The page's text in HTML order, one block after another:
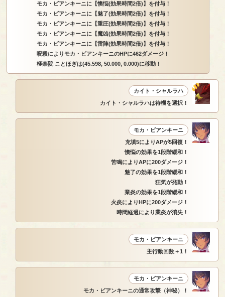
モカ・ビアンキーニに【懊悩(効果時間2倍)】を付与！
モカ・ビアンキーニに【魅了(効果時間2倍)】を付与！
モカ・ビアンキーニに【重圧(効果時間2倍)】を付与！
モカ・ビアンキーニに【魔凶(効果時間2倍)】を付与！
モカ・ビアンキーニに【雷陣(効果時間2倍)】を付与！
呪殺によりモカ・ビアンキーニのHPに462ダメージ！
極楽院 ことほぎは(45.598, 50.000, 0.000)に移動！
カイト・シャルラハ
カイト・シャルラハは待機を選択！
モカ・ビアンキーニ
充填5によりAPが5回復！
懊悩の効果を1段階緩和！
苦鳴によりAPに200ダメージ！
魅了の効果を1段階緩和！
狂気が発動！
業炎の効果を1段階緩和！
火炎によりHPに200ダメージ！
時間経過により業炎が消失！
モカ・ビアンキーニ
主行動回数＋1！
モカ・ビアンキーニ
モカ・ビアンキーニの通常攻撃（神秘）！